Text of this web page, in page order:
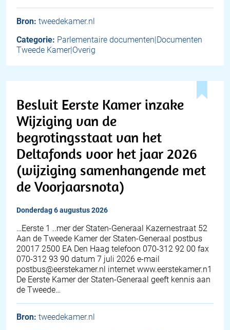
Bron: tweedekamer.nl
Categorie: Parlementaire documenten|Documenten
Tweede Kamer|Overig
Besluit Eerste Kamer inzake
Wijziging van de
begrotingsstaat van het
Deltafonds voor het jaar 2026
(wijziging samenhangende met
de Voorjaarsnota)
donderdag 6 augustus 2026
…Eerste 1 ..mer der Staten-Generaal Kazernestraat 52
Aan de Tweede Kamer der Staten-Generaal postbus
20017 2500 EA Den Haag telefoon 070-312 92 00 fax
070-312 93 90 datum 7 juli 2026 e-mail
postbus@eerstekamer.nl internet www.eerstekamer.n1
De Eerste Kamer der Staten-Generaal geeft kennis aan
de Tweede…
Bron: tweedekamer.nl